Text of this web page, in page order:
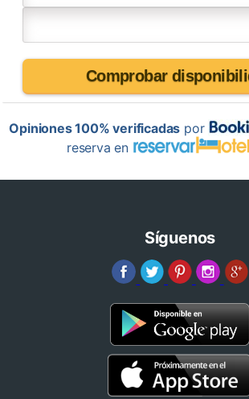
Comprobar
Opiniones 100% verificadas por
reserva en
Síguenos